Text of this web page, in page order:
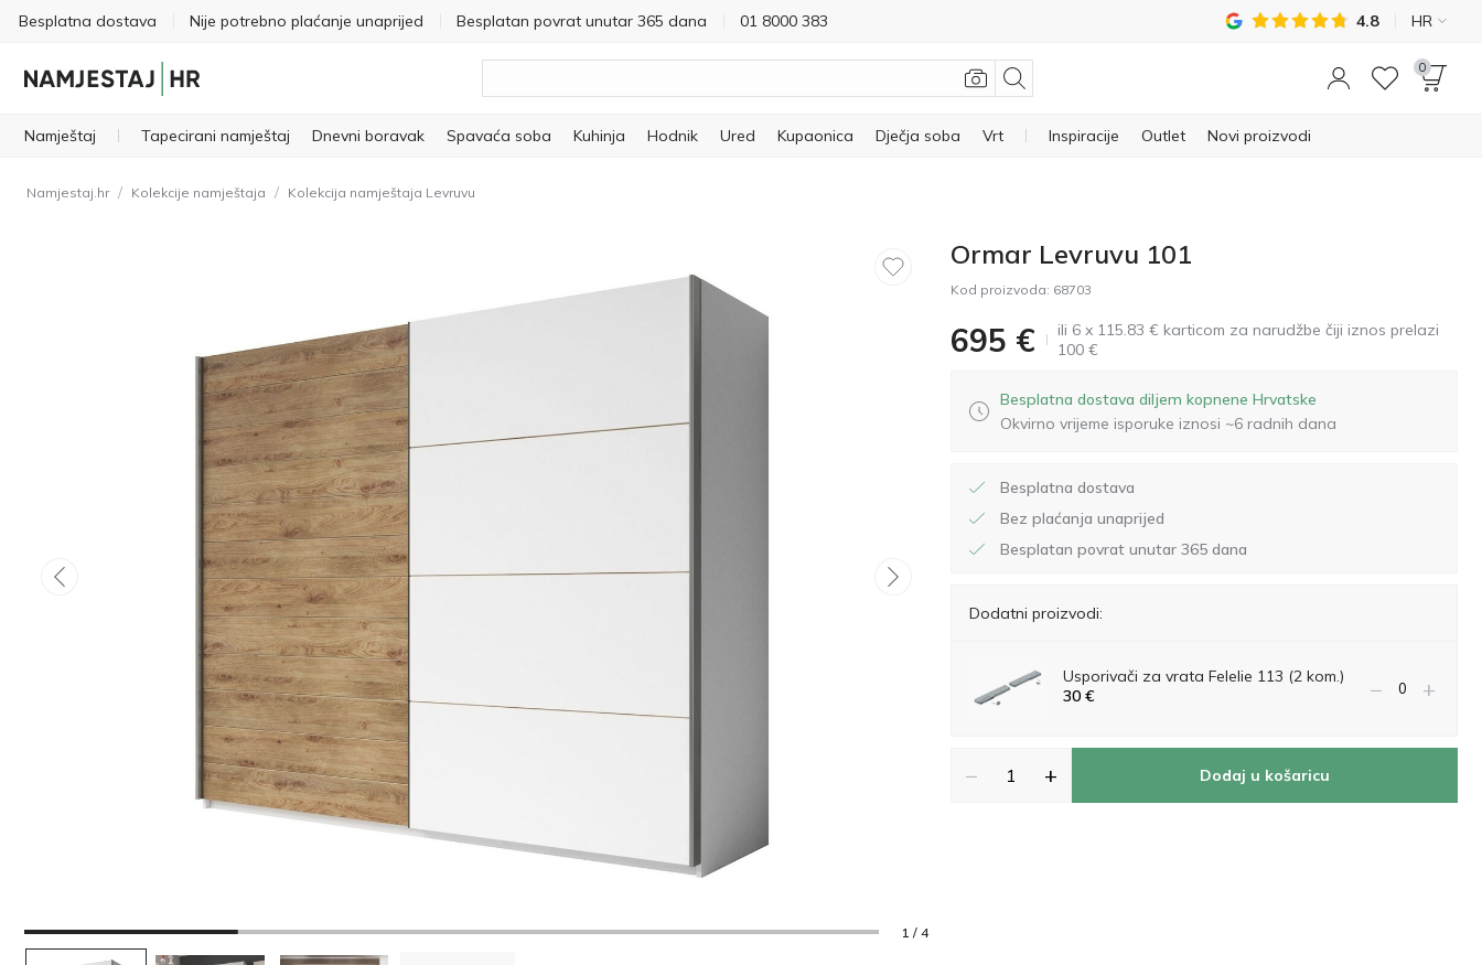
Besplatna dostava Nije potrebno plaćanje unaprijed Besplatan povrat unutar 365 dana 01 8000 383 4.8 HR
0
Namještaj Tapecirani namještaj Dnevni boravak Spavaća soba Kuhinja Hodnik Ured Kupaonica Dječja soba Vrt Inspiracije Outlet Novi proizvodi
Namjestaj.hr / Kolekcije namještaja / Kolekcija namještaja Levruvu
1 / 4
Ormar Levruvu 101
Kod proizvoda: 68703
695 €
ili 6 x 115.83 € karticom za narudžbe čiji iznos prelazi
100 €
Besplatna dostava diljem kopnene Hrvatske
Okvirno vrijeme isporuke iznosi ~6 radnih dana
Besplatna dostava
Bez plaćanja unaprijed
Besplatan povrat unutar 365 dana
Dodatni proizvodi:
Usporivači za vrata Felelie 113 (2 kom.)
30 € +
−
− + Dodaj u košaricu